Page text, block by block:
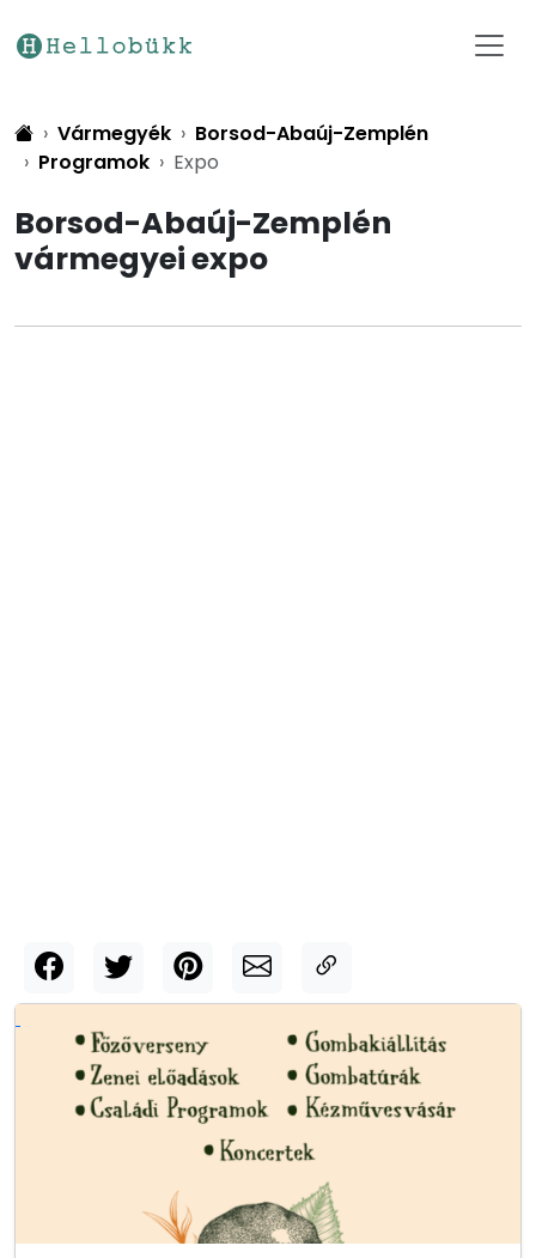
Vármegyék
Borsod-Abaúj-Zemplén
Programok
Expo
Borsod-Abaúj-Zemplén
vármegyei expo